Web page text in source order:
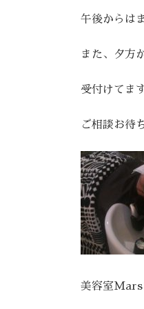
午後からは
また、夕方
受付けてま
ご相談お待
美容室Mars